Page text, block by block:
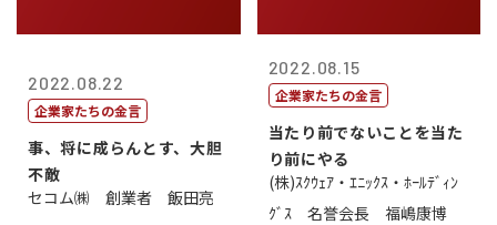
2022.08.22
企業家たちの金言
事、将に成らんとす、大胆
不敵
セコム㈱ 創業者 飯田亮
2022.08.15
企業家たちの金言
当たり前でないことを当た
り前にやる
(株)ｽｸｳｪｱ・ｴﾆｯｸｽ・ﾎｰﾙﾃﾞｨﾝ
ｸﾞｽ 名誉会長 福嶋康博